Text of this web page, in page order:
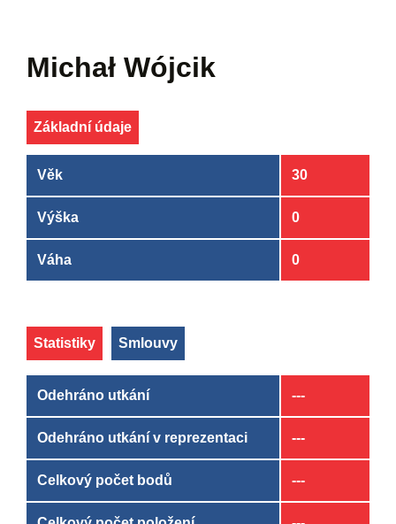
Michał Wójcik
Základní údaje
Věk 30
Výška 0
Váha 0
Statistiky Smlouvy
Odehráno utkání ---
Odehráno utkání v reprezentaci ---
Celkový počet bodů ---